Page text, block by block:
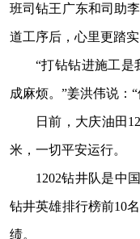
班司钻王广东和司助
道工序后，心里更踏实
“打钻钻进施工是
成麻烦。”姜洪伟说：
日前，大庆油田
米，一切平安运行。
1202钻井队是中
钻井英雄排行榜前10
绩。